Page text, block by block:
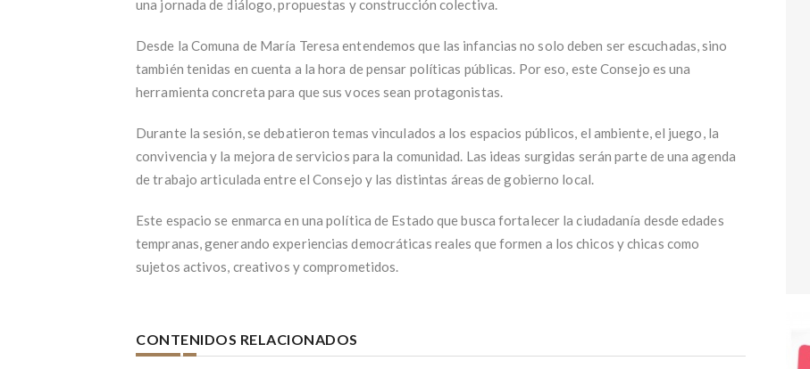
una jornada de diálogo, propuestas y construcción colectiva.
Desde la Comuna de María Teresa entendemos que las infancias no solo deben ser escuchadas, sino
también tenidas en cuenta a la hora de pensar políticas públicas. Por eso, este Consejo es una
herramienta concreta para que sus voces sean protagonistas.
Durante la sesión, se debatieron temas vinculados a los espacios públicos, el ambiente, el juego, la
convivencia y la mejora de servicios para la comunidad. Las ideas surgidas serán parte de una agenda
de trabajo articulada entre el Consejo y las distintas áreas de gobierno local.
Este espacio se enmarca en una política de Estado que busca fortalecer la ciudadanía desde edades
tempranas, generando experiencias democráticas reales que formen a los chicos y chicas como
sujetos activos, creativos y comprometidos.
CONTENIDOS RELACIONADOS